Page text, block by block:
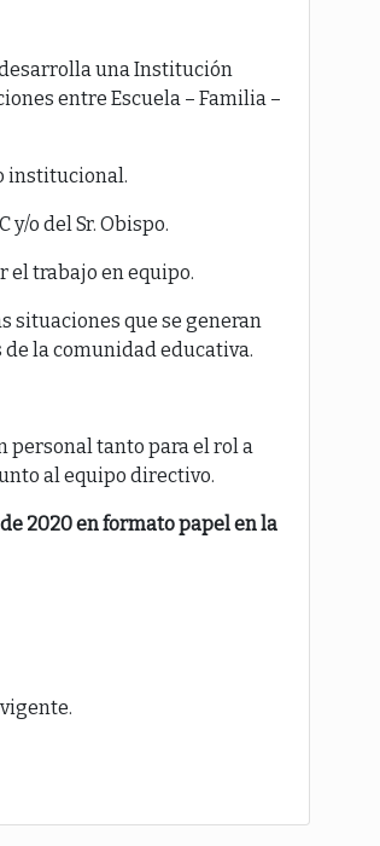
una Institución
entre Escuela – Familia –
institucional.
o del Sr. Obispo.
el trabajo en equipo.
situaciones que se generan
la comunidad educativa.
personal tanto para el rol a
al equipo directivo.
2020 en formato papel en la